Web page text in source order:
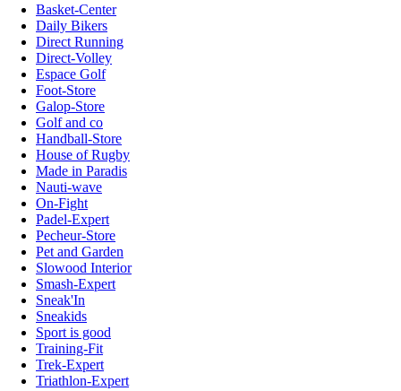
Basket-Center
Daily Bikers
Direct Running
Direct-Volley
Espace Golf
Foot-Store
Galop-Store
Golf and co
Handball-Store
House of Rugby
Made in Paradis
Nauti-wave
On-Fight
Padel-Expert
Pecheur-Store
Pet and Garden
Slowood Interior
Smash-Expert
Sneak'In
Sneakids
Sport is good
Training-Fit
Trek-Expert
Triathlon-Expert